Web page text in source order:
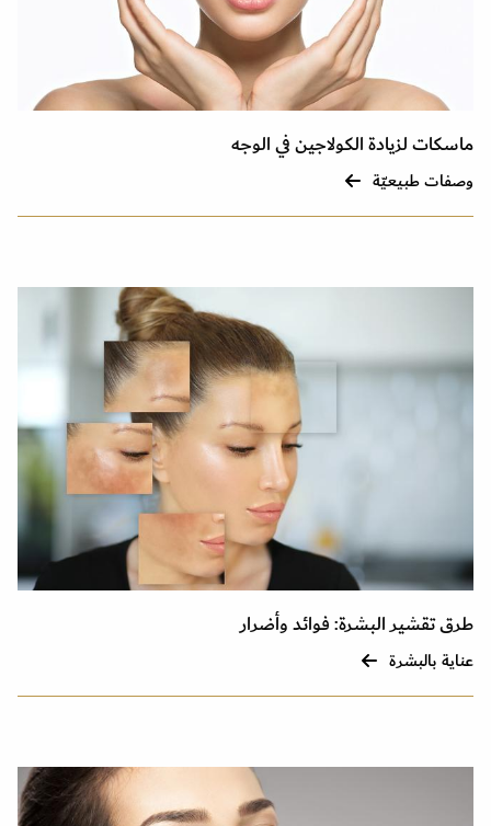
ماسكات لزيادة الكولاجين في الوجه
وصفات طبيعيّة
طرق تقشير البشرة: فوائد وأضرار
عناية بالبشرة